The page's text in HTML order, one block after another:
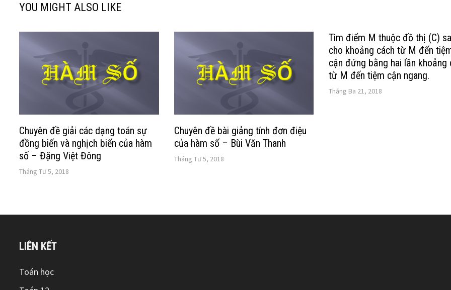
YOU MIGHT ALSO LIKE
Chuyên đề giải các dạng toán sự
đồng biến và nghịch biến của hàm
số – Đặng Việt Đông
Tháng Tư 5, 2018
Chuyên đề bài giảng tính đơn điệu
của hàm số – Bùi Văn Thanh
Tháng Tư 5, 2018
Tìm điểm M thuộc đồ thị (C)
cho khoảng cách từ M đến
cận đứng bằng hai lần khoảng
từ M đến tiệm cận ngang.
Tháng Ba 21, 2018
LIÊN KẾT
Toán học